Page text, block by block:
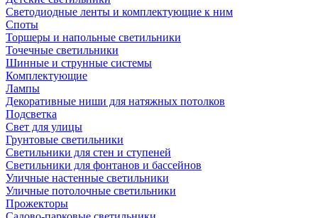
Светодиодные ленты и комплектующие к ним
Споты
Торшеры и напольные светильники
Точечные светильники
Шинные и струнные системы
Комплектующие
Лампы
Декоративные ниши для натяжных потолков
Подсветка
Свет для улицы
Грунтовые светильники
Светильники для стен и ступеней
Светильники для фонтанов и бассейнов
Уличные настенные светильники
Уличные потолочные светильники
Прожекторы